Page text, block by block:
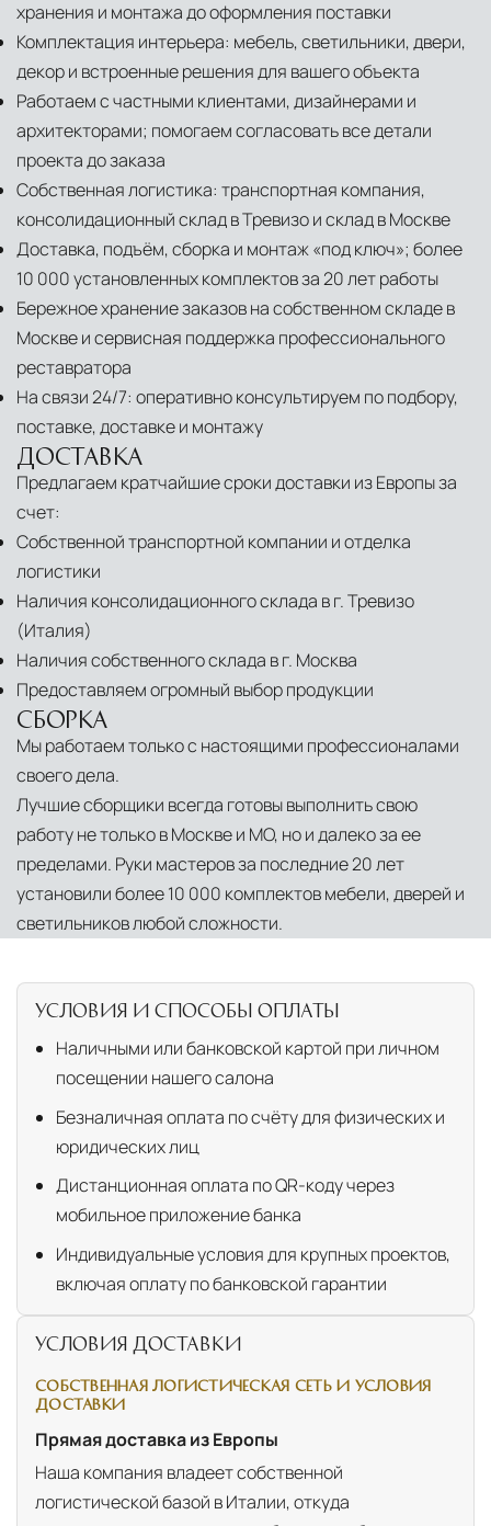
хранения и монтажа до оформления поставки
Комплектация интерьера: мебель, светильники, двери,
декор и встроенные решения для вашего объекта
Работаем с частными клиентами, дизайнерами и
архитекторами; помогаем согласовать все детали
проекта до заказа
Собственная логистика: транспортная компания,
консолидационный склад в Тревизо и склад в Москве
Доставка, подъём, сборка и монтаж «под ключ»; более
10 000 установленных комплектов за 20 лет работы
Бережное хранение заказов на собственном складе в
Москве и сервисная поддержка профессионального
реставратора
На связи 24/7: оперативно консультируем по подбору,
поставке, доставке и монтажу
ДОСТАВКА
Предлагаем кратчайшие сроки доставки из Европы за
счет:
Собственной транспортной компании и отделка
логистики
Наличия консолидационного склада в г. Тревизо
(Италия)
Наличия собственного склада в г. Москва
Предоставляем огромный выбор продукции
СБОРКА
Мы работаем только с настоящими профессионалами
своего дела.
Лучшие сборщики всегда готовы выполнить свою
работу не только в Москве и МО, но и далеко за ее
пределами. Руки мастеров за последние 20 лет
установили более 10 000 комплектов мебели, дверей и
светильников любой сложности.
УСЛОВИЯ И СПОСОБЫ ОПЛАТЫ
Наличными или банковской картой при личном
посещении нашего салона
Безналичная оплата по счёту для физических и
юридических лиц
Дистанционная оплата по QR-коду через
мобильное приложение банка
Индивидуальные условия для крупных проектов,
включая оплату по банковской гарантии
УСЛОВИЯ ДОСТАВКИ
СОБСТВЕННАЯ ЛОГИСТИЧЕСКАЯ СЕТЬ И УСЛОВИЯ
ДОСТАВКИ
Прямая доставка из Европы
Наша компания владеет собственной
логистической базой в Италии, откуда